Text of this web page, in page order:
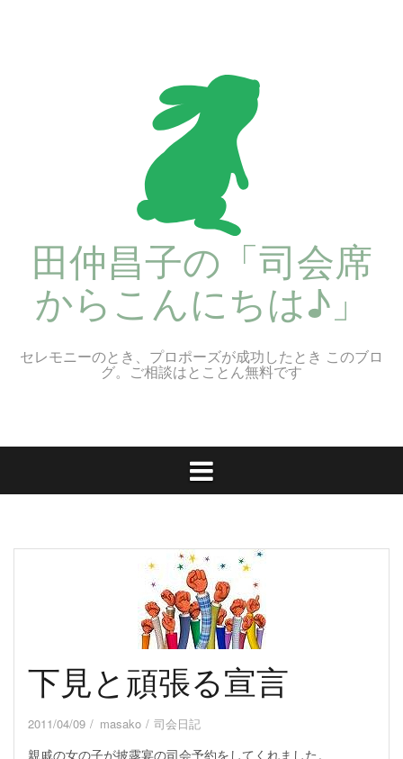
田仲昌子の「司会席
からこんにちは♪」
セレモニーのとき、プロポーズが成功したとき このブロ
グ。ご相談はとことん無料です
下見と頑張る宣言
2011/04/09 masako 司会日記
親戚の女の子が披露宴の司会予約をしてくれました。